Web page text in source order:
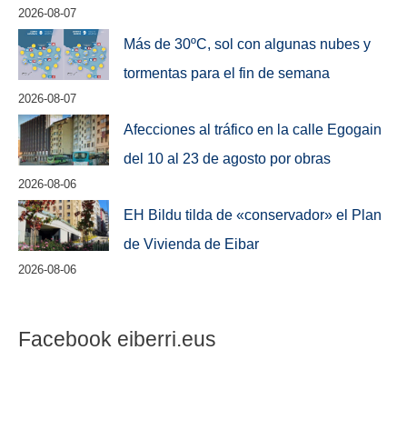
2026-08-07
Más de 30ºC, sol con algunas nubes y
tormentas para el fin de semana
2026-08-07
Afecciones al tráfico en la calle Egogain
del 10 al 23 de agosto por obras
2026-08-06
EH Bildu tilda de «conservador» el Plan
de Vivienda de Eibar
2026-08-06
Facebook eiberri.eus